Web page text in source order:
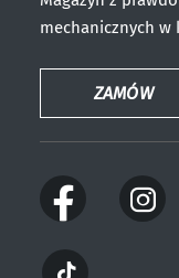
mechanicznych w
ZAMÓW